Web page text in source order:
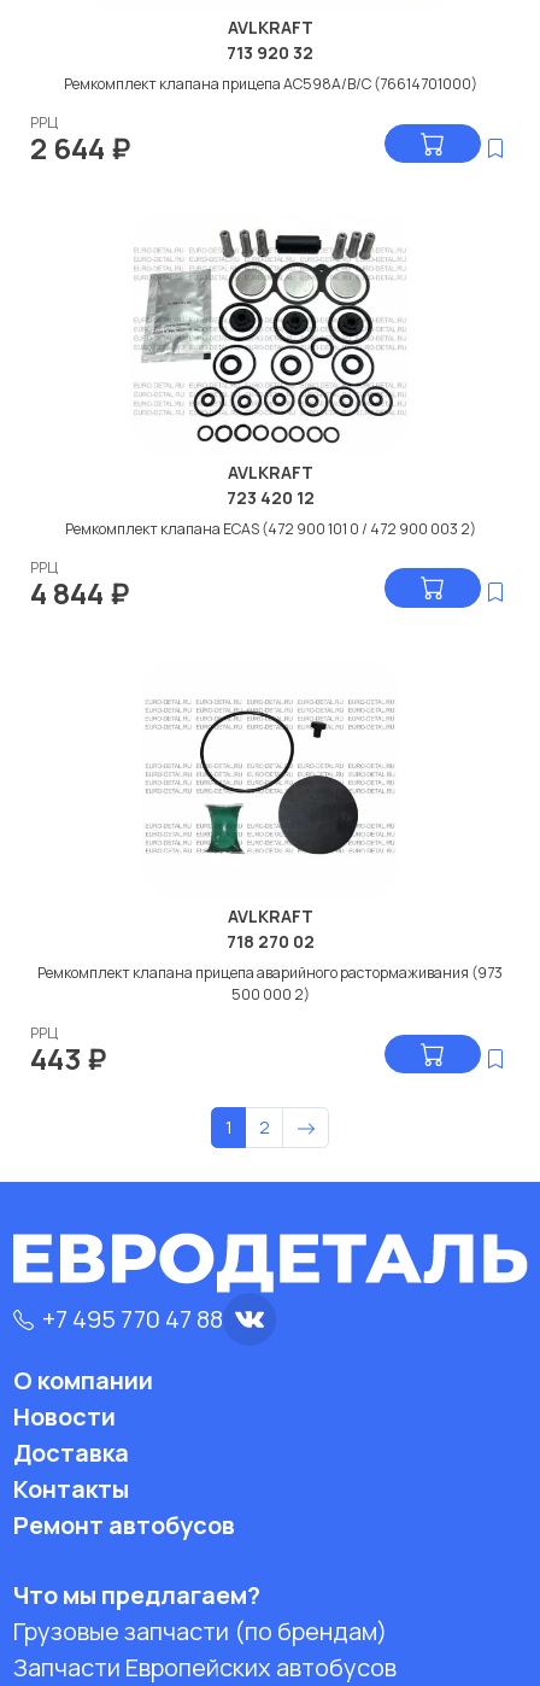
AVLKRAFT
713 920 32
Ремкомплект клапана прицепа АС598А/В/С (76614701000)
РРЦ
2 644 ₽
AVLKRAFT
723 420 12
Ремкомплект клапана ECAS (472 900 101 0 / 472 900 003 2)
РРЦ
4 844 ₽
AVLKRAFT
718 270 02
Ремкомплект клапана прицепа аварийного растормаживания (973
500 000 2)
РРЦ
443 ₽
1 2
+7 495 770 47 88
О компании
Новости
Доставка
Контакты
Ремонт автобусов
Что мы предлагаем?
Грузовые запчасти (по брендам)
Запчасти Европейских автобусов